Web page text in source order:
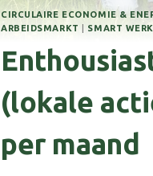
CIRCULAIRE ECONOMIE &
ARBEIDSMARKT
SMART
(lokale
per maand